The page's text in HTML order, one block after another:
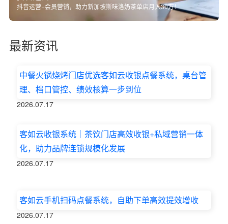
抖音运营+会员营销，助力新加坡斯味洛奶茶单店月入30万！
最新资讯
中餐火锅烧烤门店优选客如云收银点餐系统，桌台管
理、档口管控、绩效核算一步到位
2026.07.17
客如云收银系统｜茶饮门店高效收银+私域营销一体
化，助力品牌连锁规模化发展
2026.07.17
客如云手机扫码点餐系统，自助下单高效提效增收
2026.07.17